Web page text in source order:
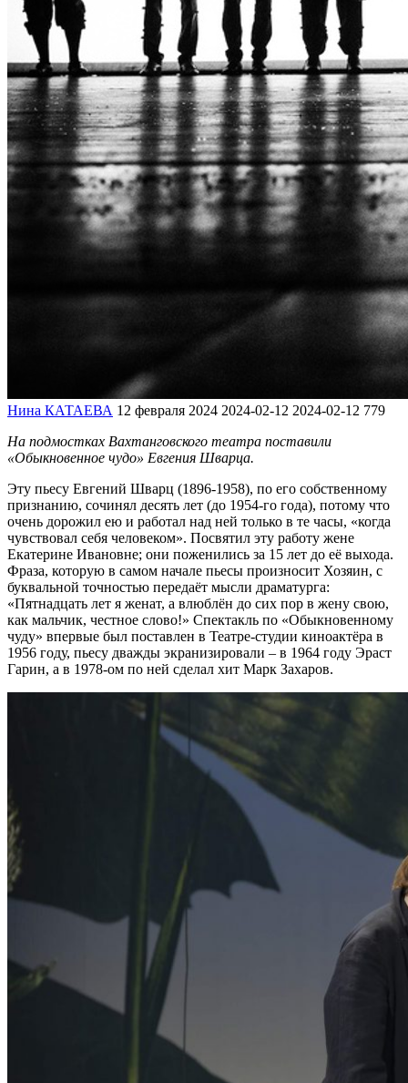
Нина КАТАЕВА 12 февраля 2024 2024-02-12 2024-02-12 779
На подмостках Вахтанговского театра поставили
«Обыкновенное чудо» Евгения Шварца.
Эту пьесу Евгений Шварц (1896-1958), по его собственному
признанию, сочинял десять лет (до 1954-го года), потому что
очень дорожил ею и работал над ней только в те часы, «когда
чувствовал себя человеком». Посвятил эту работу жене
Екатерине Ивановне; они поженились за 15 лет до её выхода.
Фраза, которую в самом начале пьесы произносит Хозяин, с
буквальной точностью передаёт мысли драматурга:
«Пятнадцать лет я женат, а влюблён до сих пор в жену свою,
как мальчик, честное слово!» Спектакль по «Обыкновенному
чуду» впервые был поставлен в Театре-студии киноактёра в
1956 году, пьесу дважды экранизировали – в 1964 году Эраст
Гарин, а в 1978-ом по ней сделал хит Марк Захаров.